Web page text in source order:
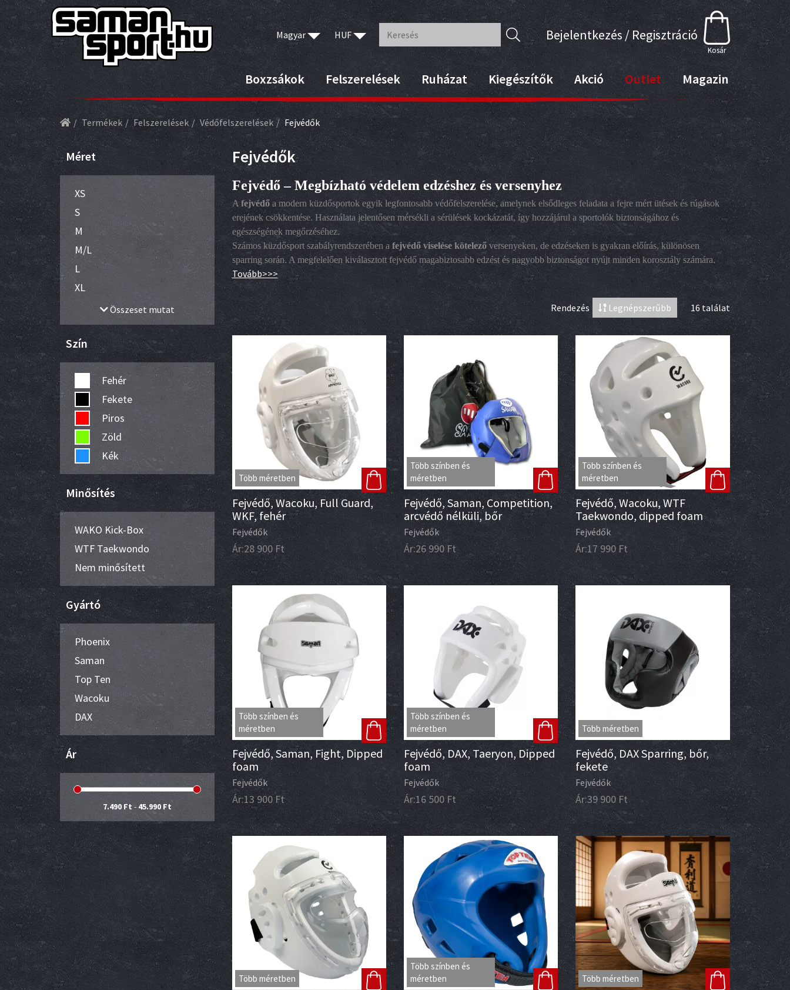
Magyar HUF Bejelentkezés / Regisztráció
Kosár
Boxzsákok Felszerelések Ruházat Kiegészítők Akció Outlet Magazin
Termékek Felszerelések Védőfelszerelések Fejvédők
Méret
XS
S
M
M/L
L
XL
Összeset mutat
Szín
Fehér
Fekete
Piros
Zöld
Kék
Minősítés
WAKO Kick-Box
WTF Taekwondo
Nem minősített
Gyártó
Phoenix
Saman
Top Ten
Wacoku
DAX
Ár
7.490 Ft - 45.990 Ft
Fejvédők
Fejvédő – Megbízható védelem edzéshez és versenyhez
Afejvédőa modern küzdősportok egyik legfontosabb védőfelszerelése, amelynek elsődleges feladata a fejre mért ütések és rúgások
erejének csökkentése. Használata jelentősen mérsékli a sérülések kockázatát, így hozzájárul a sportolók biztonságához és
egészségének megőrzéséhez.
Számos küzdősport szabályrendszerében a fejvédő viselése kötelezőversenyeken, de edzéseken is gyakran előírás, különösen
sparring során. A megfelelően kiválasztott fejvédő magabiztosabb edzést és nagyobb biztonságot nyújt minden korosztály számára.
Tovább>>>
Rendezés Legnépszerűbb 16 találat
Több méretben
Fejvédő, Wacoku, Full Guard,
WKF, fehér
Fejvédők
Ár:28 900Ft
Több színben és
méretben
Fejvédő, Saman, Competition,
arcvédő nélküli, bőr
Fejvédők
Ár:26 990Ft
Több színben és
méretben
Fejvédő, Wacoku, WTF
Taekwondo, dipped foam
Fejvédők
Ár:17 990 Ft
Több színben és
méretben
Fejvédő, Saman, Fight, Dipped
foam
Fejvédők
Ár:13 900Ft
Több színben és
méretben
Fejvédő, DAX, Taeryon, Dipped
foam
Fejvédők
Ár:16 500Ft
Több méretben
Fejvédő, DAX Sparring, bőr,
fekete
Fejvédők
Ár:39 900 Ft
Több méretben
Több színben és
méretben
Több méretben